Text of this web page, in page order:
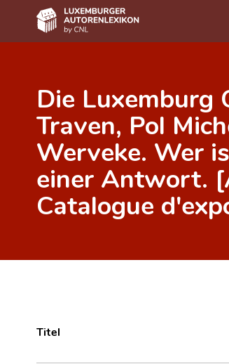
Autor(inn)en A-Z
Erweiterte Suche
Häufige Fragen und Antworten
CNL
Forschungsgruppe
Die Luxemburg
Traven, Pol
Werveke. Wer
einer Antwort.
Catalogue
Titel